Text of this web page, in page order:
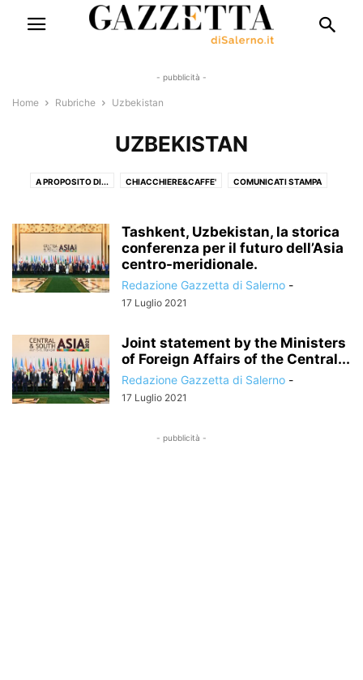
- pubblicità -
Home Rubriche Uzbekistan
UZBEKISTAN
A PROPOSITO DI... CHIACCHIERE&CAFFE' COMUNICATI STAMPA
FUORI DAGLI SCHERMI
HABEAS CORPUS I SENTIERI DELLA GENTILEZZA IL CUORE DELLA CITTÀ
IMPATTO 2.0 ITALIA CAPOVOLTA LO STIVALE POSITIVO
MANGIARE SANO MOTORI NELLA BOTTE PICCOLA
PANE RAFFERMO: CONSIDERAZIONI INATTUALI
Tashkent, Uzbekistan, la storica
conferenza per il futuro dell’Asia
centro-meridionale.
Redazione Gazzetta di Salerno -
17 Luglio 2021
Joint statement by the Ministers
of Foreign Affairs of the Central...
Redazione Gazzetta di Salerno -
17 Luglio 2021
- pubblicità -